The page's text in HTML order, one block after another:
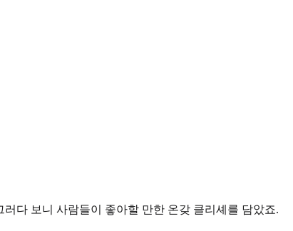
다 보니 사람들이 좋아할 만한 온갖 클리셰 를 담았죠.